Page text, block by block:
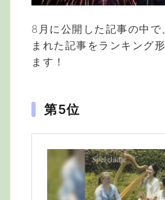
8月に公開した記事の中で
まれた記事をランキング
ます！
第5位